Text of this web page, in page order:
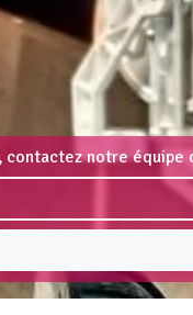
contactez notre équipe